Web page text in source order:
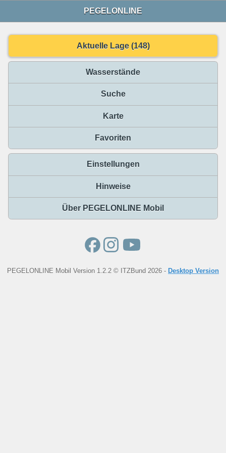
PEGELONLINE
Aktuelle Lage (148)
Wasserstände
Suche
Karte
Favoriten
Einstellungen
Hinweise
Über PEGELONLINE Mobil
PEGELONLINE Mobil Version 1.2.2 © ITZBund 2026 - Desktop Version